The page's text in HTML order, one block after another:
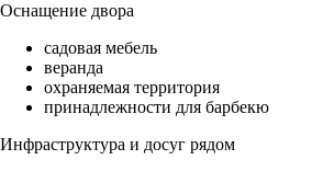
Оснащение двора
садовая мебель
веранда
охраняемая территория
принадлежности для барбекю
Инфраструктура и досуг рядом